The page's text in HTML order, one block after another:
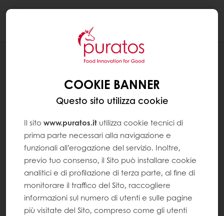
CIOCCOLATOCOOKIE BANNER
Questo sito utilizza cookie
Il sito www.puratos.it utilizza cookie tecnici di
prima parte necessari alla navigazione e
funzionali all’erogazione del servizio. Inoltre,
previo tuo consenso, il Sito può installare cookie
analitici e di profilazione di terza parte, al fine di
monitorare il traffico del Sito, raccogliere
informazioni sul numero di utenti e sulle pagine
più visitate del Sito, compreso come gli utenti